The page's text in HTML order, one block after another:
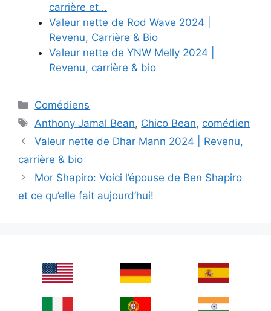
carrière et…
Valeur nette de Rod Wave 2024 |
Revenu, Carrière & Bio
Valeur nette de YNW Melly 2024 |
Revenu, carrière & bio
Categories
Comédiens
Tags
Anthony Jamal Bean, Chico Bean, comédien
Valeur nette de Dhar Mann 2024 | Revenu,
carrière & bio
Mor Shapiro: Voici l’épouse de Ben Shapiro
et ce qu’elle fait aujourd’hui!